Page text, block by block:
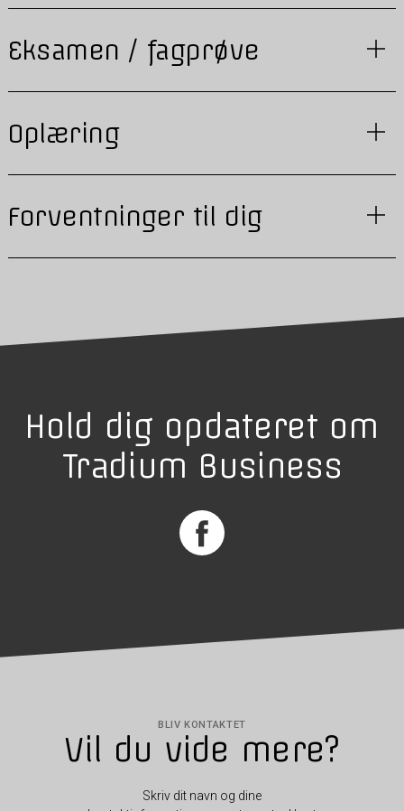
Eksamen / fagprøve
Oplæring
Forventninger til dig
Hold dig opdateret om
Tradium Business
BLIV KONTAKTET
Vil du vide mere?
Skriv dit navn og dine